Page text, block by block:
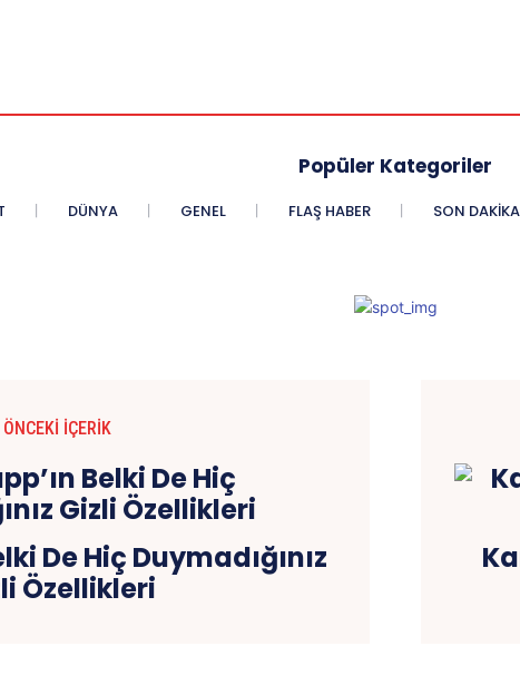
Popüler Kategoriler
DÜNYA GENEL FLAŞ HABER SON DAKIKA
ÖNCEKI İÇERIK
De Hiç Duymadığınız
Özellikleri